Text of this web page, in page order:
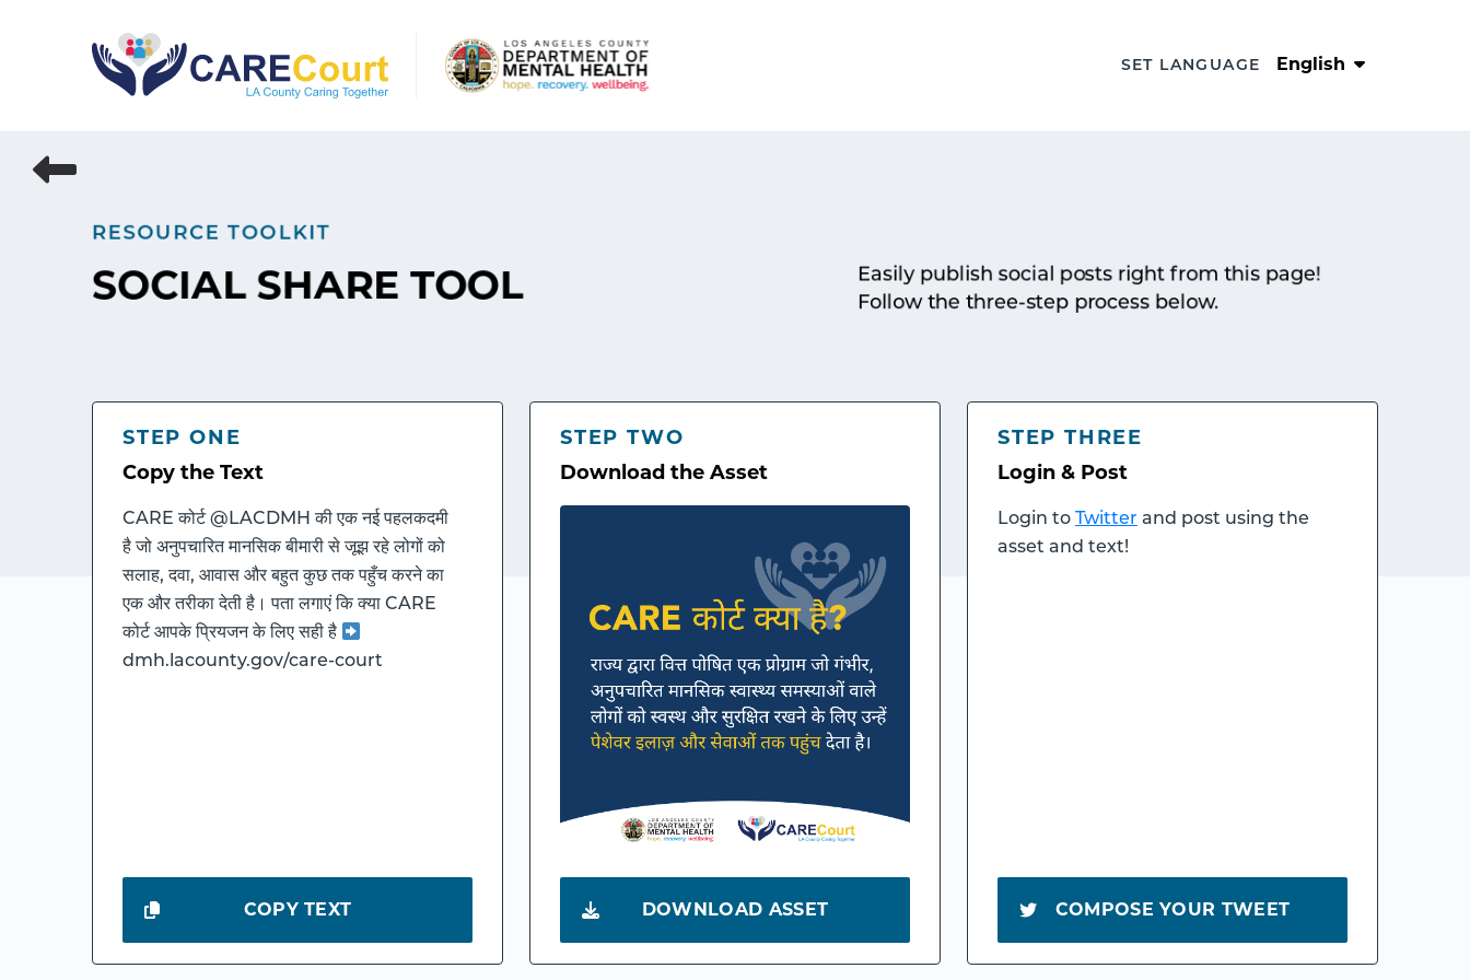
SET LANGUAGE English
RESOURCE TOOLKIT
SOCIAL SHARE TOOL
Easily publish social posts right from this page!
Follow the three-step process below.
STEP ONE
Copy the Text
CARE कोर्ट @LACDMH की एक नई पहलकदमी
है जो अनुपचारित मानसिक बीमारी से जूझ रहे लोगों को
सलाह, दवा, आवास और बहुत कुछ तक पहुँच करने का
एक और तरीका देती है। पता लगाएं कि क्या CARE
कोर्ट आपके प्रियजन के लिए सही है
dmh.lacounty.gov/care-court
COPY TEXT
STEP TWO
Download the Asset
DOWNLOAD ASSET
STEP THREE
Login & Post
Login to Twitter and post using the
asset and text!
COMPOSE YOUR TWEET